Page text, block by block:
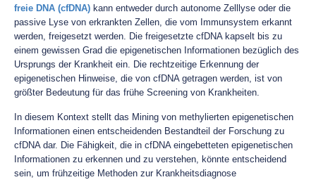
freie DNA (cfDNA) kann entweder durch autonome Zelllyse oder die
passive Lyse von erkrankten Zellen, die vom Immunsystem erkannt
werden, freigesetzt werden. Die freigesetzte cfDNA kapselt bis zu
einem gewissen Grad die epigenetischen Informationen bezüglich des
Ursprungs der Krankheit ein. Die rechtzeitige Erkennung der
epigenetischen Hinweise, die von cfDNA getragen werden, ist von
größter Bedeutung für das frühe Screening von Krankheiten.
In diesem Kontext stellt das Mining von methylierten epigenetischen
Informationen einen entscheidenden Bestandteil der Forschung zu
cfDNA dar. Die Fähigkeit, die in cfDNA eingebetteten epigenetischen
Informationen zu erkennen und zu verstehen, könnte entscheidend
sein, um frühzeitige Methoden zur Krankheitsdiagnose